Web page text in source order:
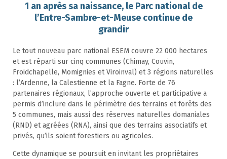
1 an après sa naissance, le Parc national de
l’Entre-Sambre-et-Meuse continue de
grandir
Le tout nouveau parc national ESEM couvre 22 000 hectares
et est réparti sur cinq communes (Chimay, Couvin,
Froidchapelle, Momignies et Viroinval) et 3 régions naturelles
: l’Ardenne, la Calestienne et la Fagne. Forte de 76
partenaires régionaux, l’approche ouverte et participative a
permis d’inclure dans le périmètre des terrains et forêts des
5 communes, mais aussi des réserves naturelles domaniales
(RND) et agréées (RNA), ainsi que des terrains associatifs et
privés, qu’ils soient forestiers ou agricoles.
Cette dynamique se poursuit en invitant les propriétaires